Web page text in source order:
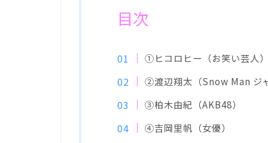
目次
①ヒコロヒー（お笑い芸人）
②渡辺翔太（Snow Man ジャ
③柏木由紀（AKB48）
④吉岡里帆（女優）